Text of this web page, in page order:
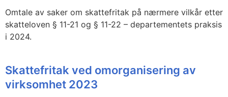
Omtale av saker om skattefritak på nærmere vilkår etter
skatteloven § 11-21 og § 11-22 – departementets praksis
i 2024.
Skattefritak ved omorganisering av
virksomhet 2023